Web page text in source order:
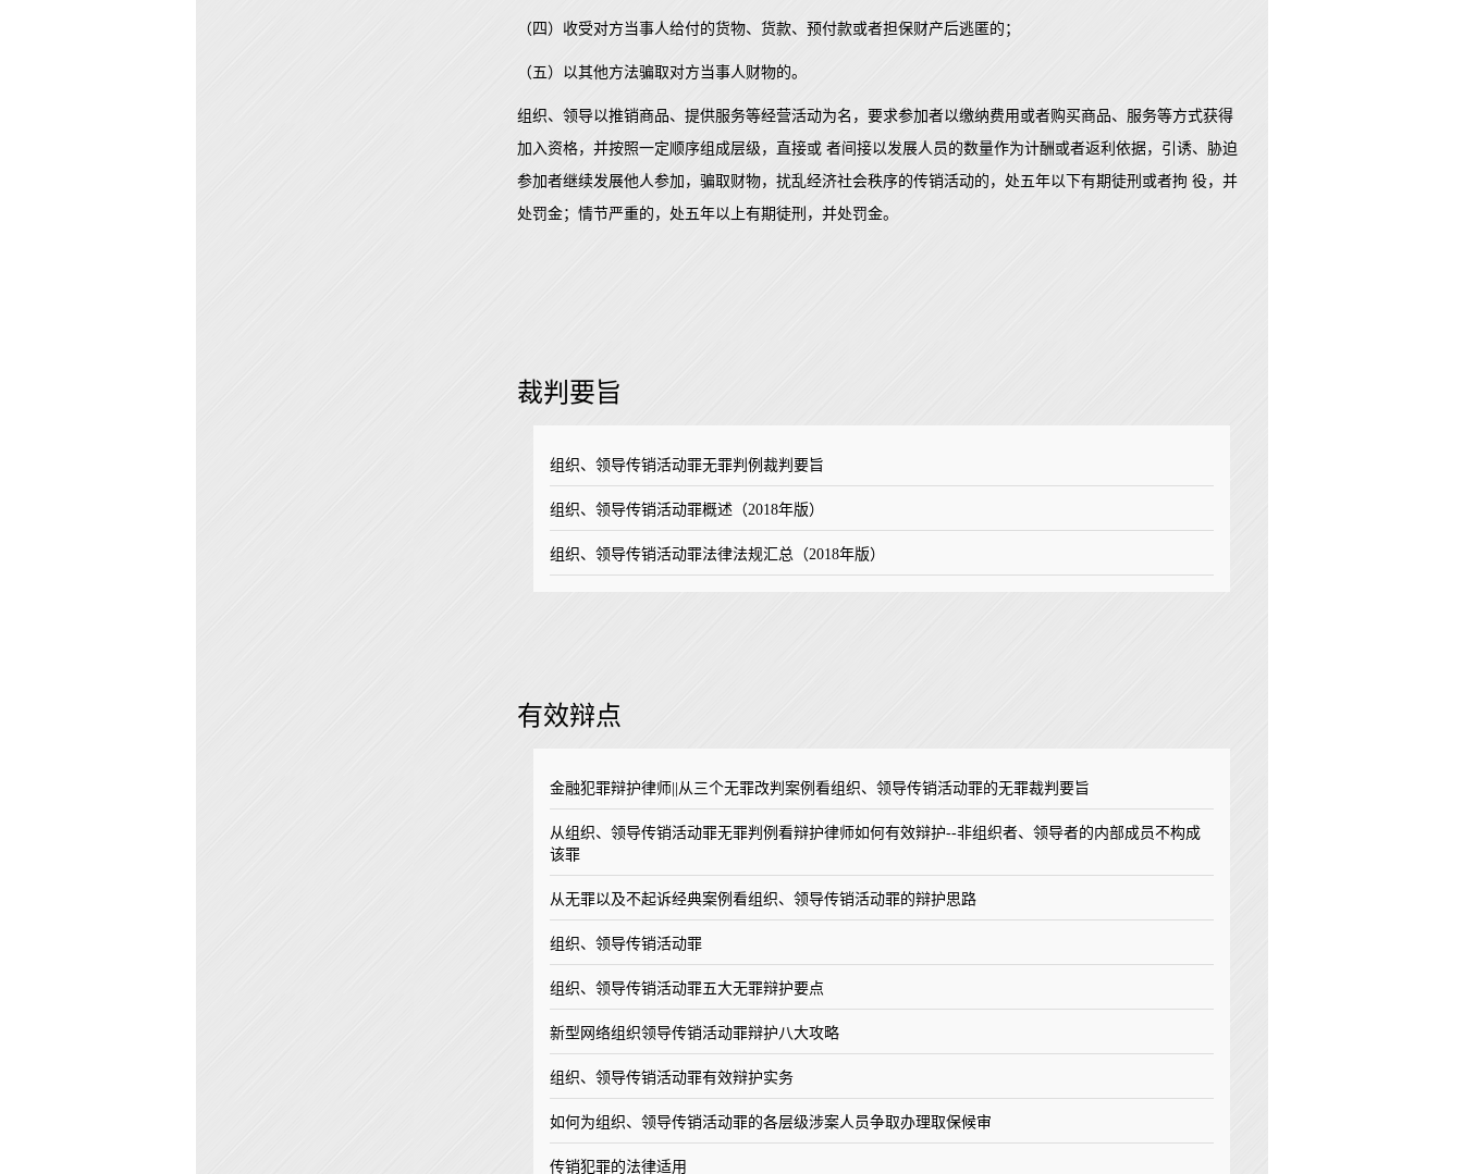
（四）收受对方当事人给付的货物、货款、预付款或者担保财产后逃匿的；
（五）以其他方法骗取对方当事人财物的。
组织、领导以推销商品、提供服务等经营活动为名，要求参加者以缴纳费用或者购买商品、服务等方式获得
加入资格，并按照一定顺序组成层级，直接或 者间接以发展人员的数量作为计酬或者返利依据，引诱、胁迫
参加者继续发展他人参加，骗取财物，扰乱经济社会秩序的传销活动的，处五年以下有期徒刑或者拘 役，并
处罚金；情节严重的，处五年以上有期徒刑，并处罚金。
裁判要旨
组织、领导传销活动罪无罪判例裁判要旨
组织、领导传销活动罪概述（2018年版）
组织、领导传销活动罪法律法规汇总（2018年版）
有效辩点
金融犯罪辩护律师||从三个无罪改判案例看组织、领导传销活动罪的无罪裁判要旨
从组织、领导传销活动罪无罪判例看辩护律师如何有效辩护--非组织者、领导者的内部成员不构成
该罪
从无罪以及不起诉经典案例看组织、领导传销活动罪的辩护思路
组织、领导传销活动罪
组织、领导传销活动罪五大无罪辩护要点
新型网络组织领导传销活动罪辩护八大攻略
组织、领导传销活动罪有效辩护实务
如何为组织、领导传销活动罪的各层级涉案人员争取办理取保候审
传销犯罪的法律适用